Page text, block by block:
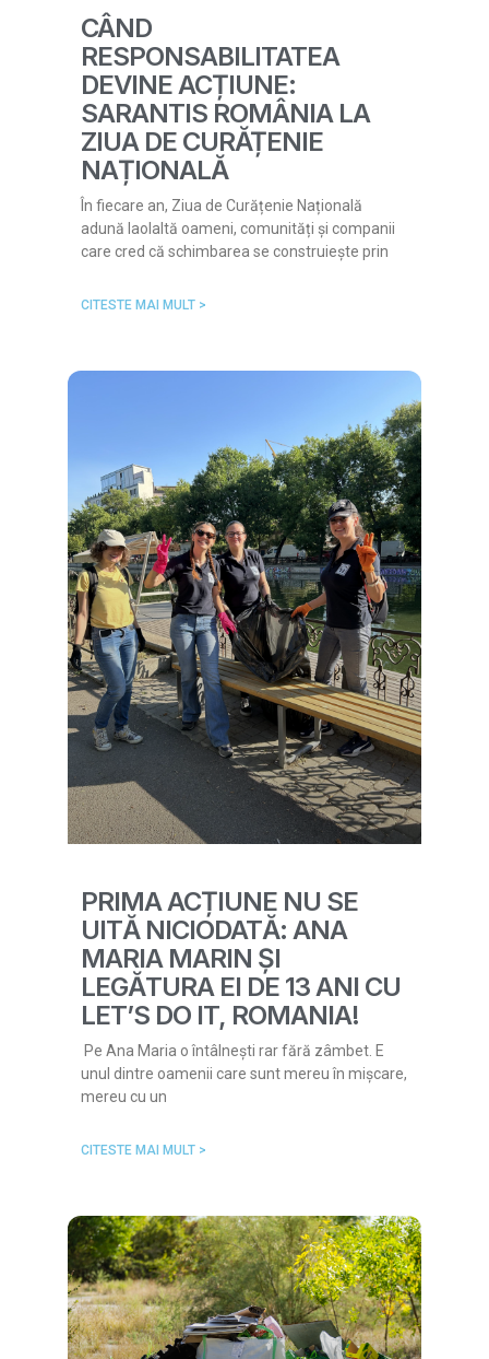
CÂND
RESPONSABILITATEA
DEVINE ACȚIUNE:
SARANTIS ROMÂNIA LA
ZIUA DE CURĂȚENIE
NAȚIONALĂ
În fiecare an, Ziua de Curățenie Națională
adună laolaltă oameni, comunități și companii
care cred că schimbarea se construiește prin
CITESTE MAI MULT >
PRIMA ACȚIUNE NU SE
UITĂ NICIODATĂ: ANA
MARIA MARIN ȘI
LEGĂTURA EI DE 13 ANI CU
LET’S DO IT, ROMANIA!
Pe Ana Maria o întâlnești rar fără zâmbet. E
unul dintre oamenii care sunt mereu în mișcare,
mereu cu un
CITESTE MAI MULT >